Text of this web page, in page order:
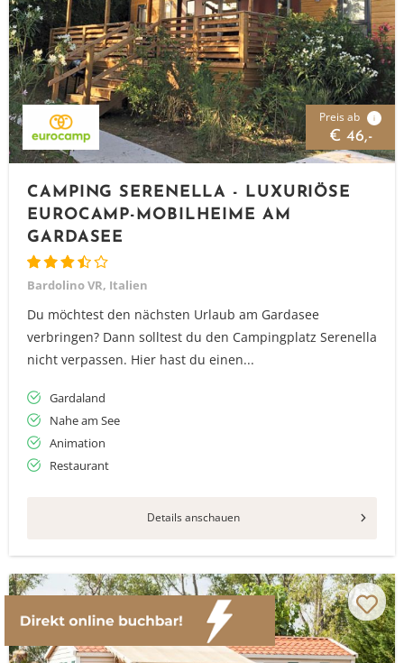
Preis ab i
€ 46,-
CAMPING SERENELLA - LUXURIÖSE
EUROCAMP-MOBILHEIME AM
GARDASEE
Bardolino VR, Italien
Du möchtest den nächsten Urlaub am Gardasee
verbringen? Dann solltest du den Campingplatz Serenella
nicht verpassen. Hier hast du einen...
Gardaland
Nahe am See
Animation
Restaurant
Details anschauen